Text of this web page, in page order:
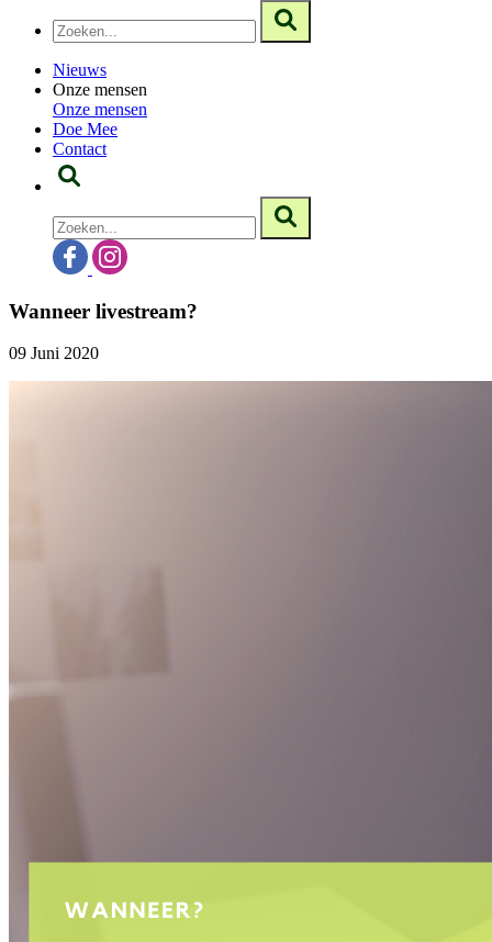
Nieuws
Onze mensen
Onze mensen
Doe Mee
Contact
Wanneer livestream?
09 Juni 2020